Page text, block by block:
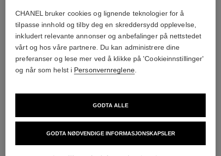
Rebalanserer Utfyller Fuktighet
starter fra
nok 1 250
Eau de Parfum Spray
Ref. 116520
starter fra
nok 1 090
CHANEL bruker cookies og lignende teknologier for å
tilpasse innhold og tilby deg en skreddersydd opplevelse,
inkludert relevante annonser og anbefalinger på nettstedet
vårt og hos våre partnere. Du kan administrere dine
preferanser og lese mer ved å klikke på 'Cookieinnstillinger'
og når som helst i Personvernreglene.
GODTA NØDVENDIGE INFORMASJONSKAPSLER
GODTA ALLE